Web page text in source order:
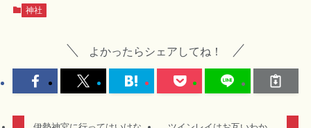
神社
よかったらシェアしてね！